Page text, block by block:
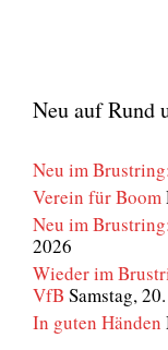
Neu auf Rund
Neu im
Verein für Boom
Neu im
2026
Wieder im
VfB Samstag,
In guten Händen